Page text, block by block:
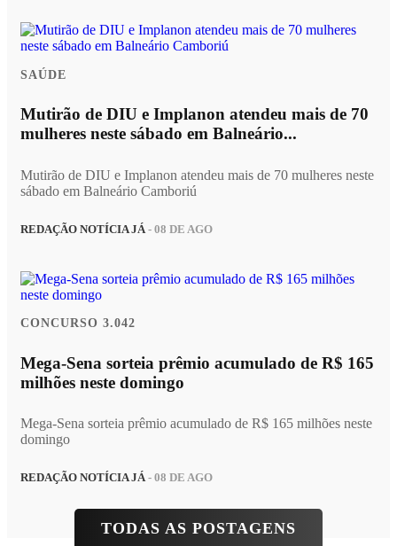
SAÚDE
Mutirão de DIU e Implanon atendeu mais de 70
mulheres neste sábado em Balneário...
Mutirão de DIU e Implanon atendeu mais de 70 mulheres neste
sábado em Balneário Camboriú
REDAÇÃO NOTÍCIA JÁ - 08 DE AGO
CONCURSO 3.042
Mega-Sena sorteia prêmio acumulado de R$ 165
milhões neste domingo
Mega-Sena sorteia prêmio acumulado de R$ 165 milhões neste
domingo
REDAÇÃO NOTÍCIA JÁ- 08 DE AGO
TODAS AS POSTAGENS